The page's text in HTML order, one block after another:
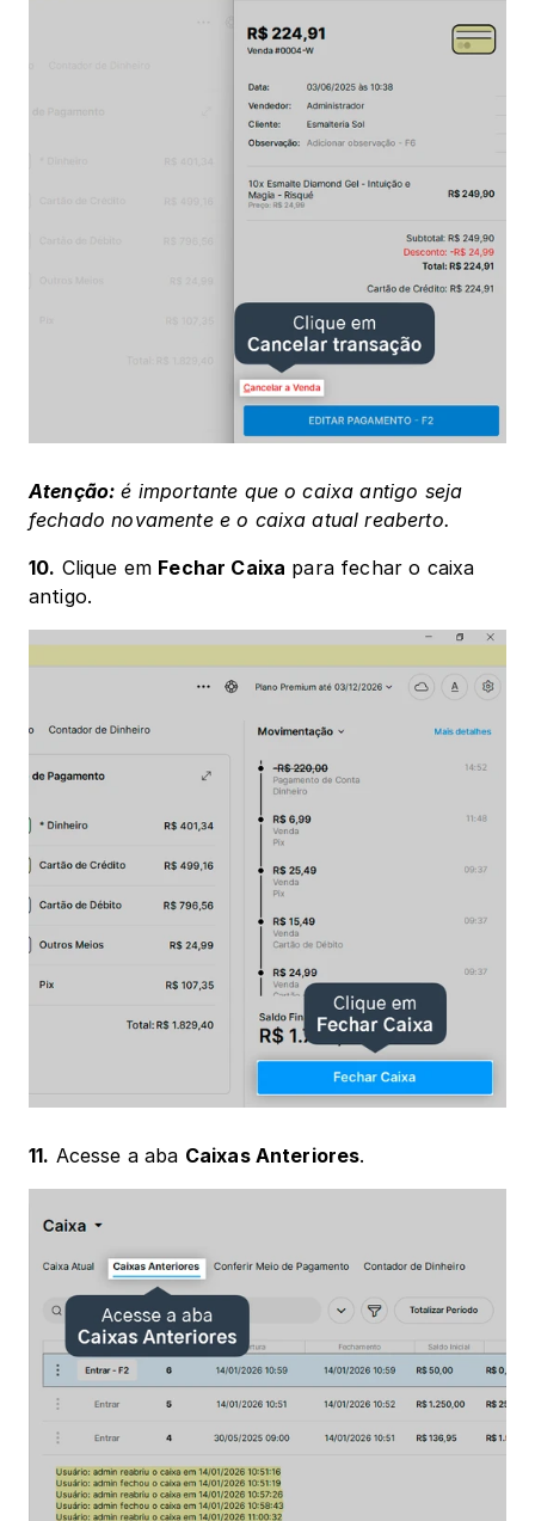
Atenção: é importante que o caixa antigo seja
fechado novamente e o caixa atual reaberto.
10. Clique em Fechar Caixa para fechar o caixa
antigo.
11. Acesse a aba Caixas Anteriores.